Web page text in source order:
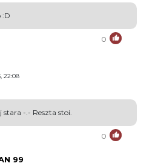
:D
0
22:08
-.- Reszta stoi.
0
99